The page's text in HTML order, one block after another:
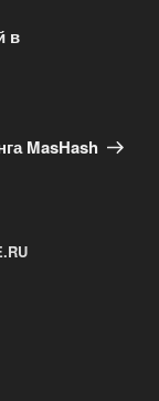
в
MasHash